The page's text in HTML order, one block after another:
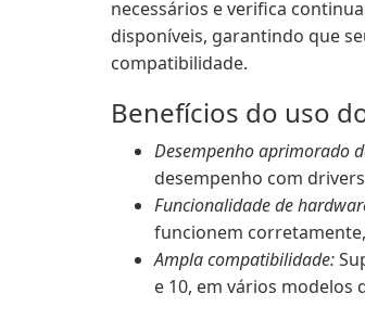
necessários e verifica
disponíveis, garantindo que
compatibilidade.
Benefícios do uso
Desempenho aprimorado
desempenho com
Funcionalidade de
funcionem
Ampla compatibilidade:
e 10, em vários modelos